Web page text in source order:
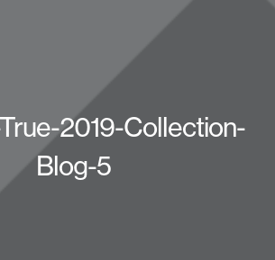
2019-Collection-
Blog-5